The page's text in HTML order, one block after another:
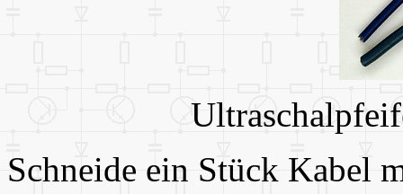
Schneide ein Stück Kabel